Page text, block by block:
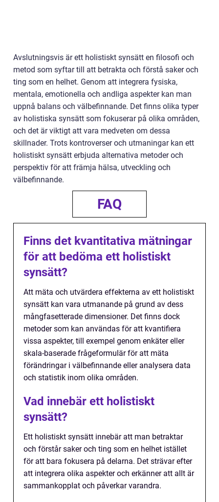
Avslutningsvis är ett holistiskt synsätt en filosofi och
metod som syftar till att betrakta och förstå saker och
ting som en helhet. Genom att integrera fysiska,
mentala, emotionella och andliga aspekter kan man
uppnå balans och välbefinnande. Det finns olika typer
av holistiska synsätt som fokuserar på olika områden,
och det är viktigt att vara medveten om dessa
skillnader. Trots kontroverser och utmaningar kan ett
holistiskt synsätt erbjuda alternativa metoder och
perspektiv för att främja hälsa, utveckling och
välbefinnande.
FAQ
Finns det kvantitativa mätningar
för att bedöma ett holistiskt
synsätt?
Att mäta och utvärdera effekterna av ett holistiskt
synsätt kan vara utmanande på grund av dess
mångfasetterade dimensioner. Det finns dock
metoder som kan användas för att kvantifiera
vissa aspekter, till exempel genom enkäter eller
skala-baserade frågeformulär för att mäta
förändringar i välbefinnande eller analysera data
och statistik inom olika områden.
Vad innebär ett holistiskt
synsätt?
Ett holistiskt synsätt innebär att man betraktar
och förstår saker och ting som en helhet istället
för att bara fokusera på delarna. Det strävar efter
att integrera olika aspekter och erkänner att allt är
sammankopplat och påverkar varandra.